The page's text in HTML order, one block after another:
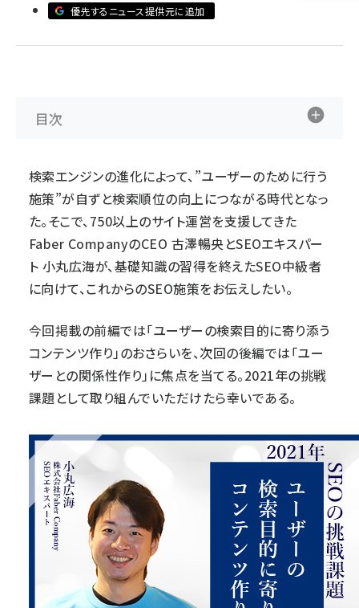
llmo (1155)
優先するニュース提供元に追加
目次
検索エンジンの進化によって、”ユーザーのために行う
施策”が自ずと検索順位の向上につながる時代となっ
た。そこで、750以上のサイト運営を支援してきた
Faber CompanyのCEO 古澤暢央とSEOエキスパー
ト 小丸広海が、基礎知識の習得を終えたSEO中級者
に向けて、これからのSEO施策をお伝えしたい。
今回掲載の前編では「ユーザーの検索目的に寄り添う
コンテンツ作り」のおさらいを、次回の後編では「ユー
ザーとの関係性作り」 に焦点を当てる。2021年の挑戦
課題として取り組んでいただけたら幸いである。